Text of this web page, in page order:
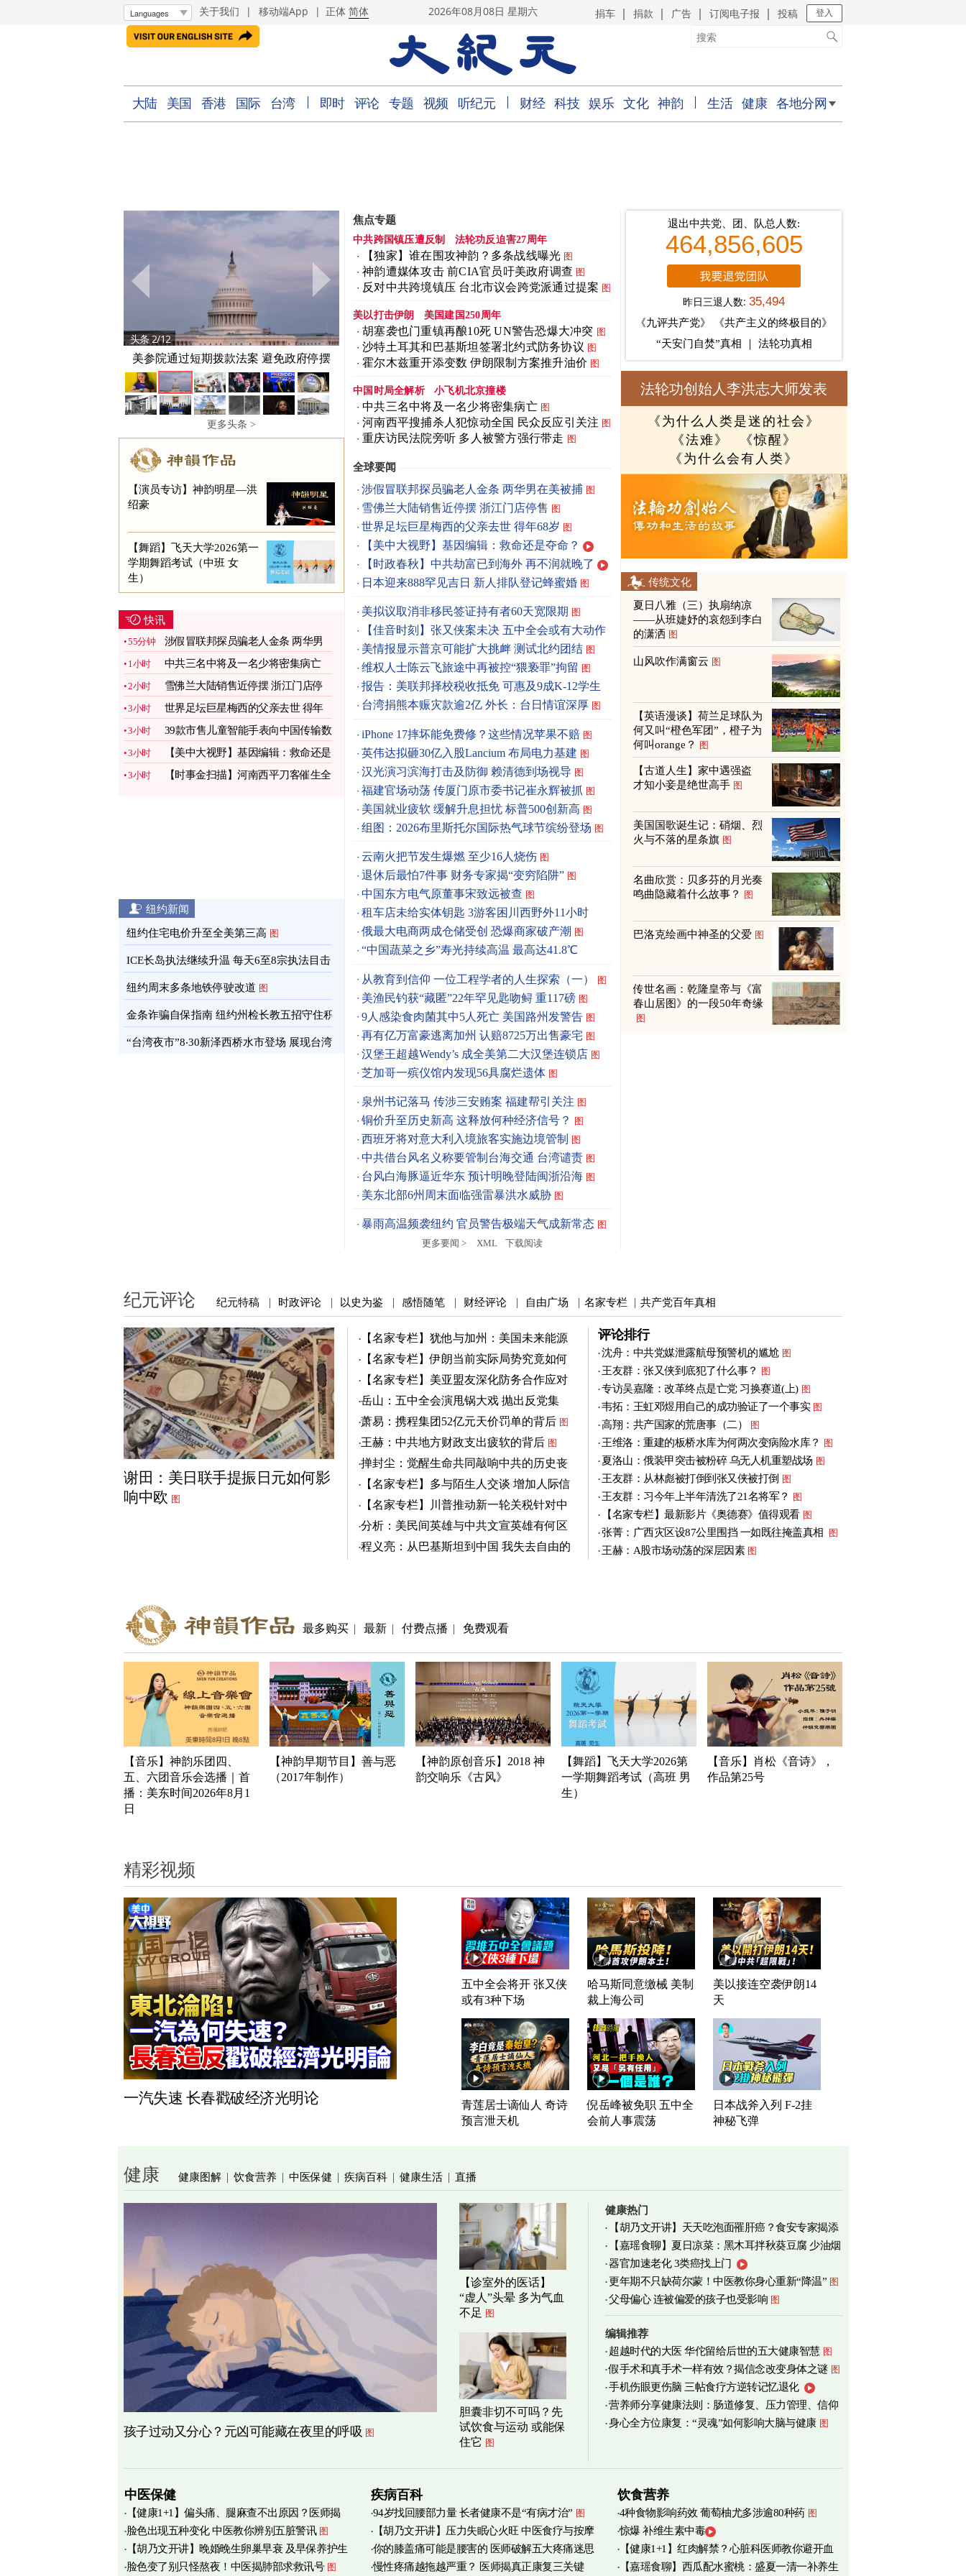
关于我们 | 移动端App | 正体 简体 2026年08月08日 星期六 捐车 捐款 广告 订阅电子报 投稿 登入
大陆 美国 香港 国际 台湾 即时 评论 专题 视频 听纪元 财经 科技 娱乐 文化 神韵 生活 健康 各地分网
头条 2/12
美参院通过短期拨款法案 避免政府停摆
更多头条 >
【演员专访】神韵明星—洪
绍豪
【舞蹈】飞天大学2026第一
学期舞蹈考试（中班 女
生）
快讯
55分钟
涉假冒联邦探员骗老人金条 两华男
在美被捕 图
1小时 中共三名中将及一名少将密集病亡
图
2小时
雪佛兰大陆销售近停摆 浙江门店停
售 图
3小时
世界足坛巨星梅西的父亲去世 得年
68岁 图
3小时
39款市售儿童智能手表向中国传输数
据 图
3小时
【美中大视野】基因编辑：救命还是
夺命？
3小时
【时事金扫描】河南西平刀客催生全
纽约新闻
纽约住宅电价升至全美第三高 图
ICE长岛执法继续升温 每天6至8宗执法目击
通报 图
纽约周末多条地铁停驶改道 图
金条诈骗自保指南 纽约州检长教五招守住积
蓄 图
“台湾夜市”8‧30新泽西桥水市登场 展现台湾
焦点专题
中共跨国镇压遭反制 法轮功反迫害27周年
【独家】谁在围攻神韵？多条战线曝光 图
神韵遭媒体攻击 前CIA官员吁美政府调查 图
反对中共跨境镇压 台北市议会跨党派通过提案 图
美以打击伊朗 美国建国250周年
胡塞袭也门重镇再酿10死 UN警告恐爆大冲突 图
沙特土耳其和巴基斯坦签署北约式防务协议 图
霍尔木兹重开添变数 伊朗限制方案推升油价 图
中国时局全解析 小飞机北京撞楼
中共三名中将及一名少将密集病亡 图
河南西平搜捕杀人犯惊动全国 民众反应引关注 图
重庆访民法院旁听 多人被警方强行带走 图
全球要闻
涉假冒联邦探员骗老人金条 两华男在美被捕 图
雪佛兰大陆销售近停摆 浙江门店停售 图
世界足坛巨星梅西的父亲去世 得年68岁 图
【美中大视野】基因编辑：救命还是夺命？
【时政春秋】中共劫富已到海外 再不润就晚了
日本迎来888罕见吉日 新人排队登记蜂蜜婚 图
美拟议取消非移民签证持有者60天宽限期 图
【佳音时刻】张又侠案未决 五中全会或有大动作
美情报显示普京可能扩大挑衅 测试北约团结 图
维权人士陈云飞旅途中再被控“猥亵罪”拘留 图
报告：美联邦择校税收抵免 可惠及9成K-12学生
图
台湾捐熊本赈灾款逾2亿 外长：台日情谊深厚 图
iPhone 17摔坏能免费修？这些情况苹果不赔 图
英伟达拟砸30亿入股Lancium 布局电力基建 图
汉光演习滨海打击及防御 赖清德到场视导 图
福建官场动荡 传厦门原市委书记崔永辉被抓 图
美国就业疲软 缓解升息担忧 标普500创新高 图
组图：2026布里斯托尔国际热气球节缤纷登场 图
云南火把节发生爆燃 至少16人烧伤 图
退休后最怕7件事 财务专家揭“变穷陷阱” 图
中国东方电气原董事宋致远被查 图
租车店未给实体钥匙 3游客困川西野外11小时
俄最大电商两成仓储受创 恐爆商家破产潮 图
“中国蔬菜之乡”寿光持续高温 最高达41.8℃
从教育到信仰 一位工程学者的人生探索（一） 图
美渔民钓获“藏匿”22年罕见匙吻鲟 重117磅 图
9人感染食肉菌其中5人死亡 美国路州发警告 图
再有亿万富豪逃离加州 认赔8725万出售豪宅 图
汉堡王超越Wendy’s 成全美第二大汉堡连锁店 图
芝加哥一殡仪馆内发现56具腐烂遗体 图
泉州书记落马 传涉三安贿案 福建帮引关注 图
铜价升至历史新高 这释放何种经济信号？ 图
西班牙将对意大利入境旅客实施边境管制 图
中共借台风名义称要管制台海交通 台湾谴责 图
台风白海豚逼近华东 预计明晚登陆闽浙沿海 图
美东北部6州周末面临强雷暴洪水威胁 图
暴雨高温频袭纽约 官员警告极端天气成新常态 图
更多要闻 >
XML 下载阅读
退出中共党、团、队总人数:
464,856,605
昨日三退人数:35,494
《九评共产党》
《共产主义的终极目的》
“天安门自焚”真相
法轮功真相
法轮功创始人李洪志大师发表
《为什么人类是迷的社会》
《法难》
《惊醒》
《为什么会有人类》
传统文化
夏日八雅（三）执扇纳凉
——从班婕妤的哀怨到李白
的潇洒 图
山风吹作满窗云 图
【英语漫谈】荷兰足球队为
何又叫“橙色军团”，橙子为
何叫orange？
图
【古道人生】家中遇强盗
才知小妾是绝世高手 图
美国国歌诞生记：硝烟、烈
火与不落的星条旗 图
名曲欣赏：贝多芬的月光奏
鸣曲隐藏着什么故事？
图
巴洛克绘画中神圣的父爱 图
传世名画：乾隆皇帝与《富
春山居图》的一段50年奇缘
图
纪元评论 纪元特稿 | 时政评论 | 以史为鉴 | 感悟随笔 | 财经评论 | 自由广场 | 名家专栏 | 共产党百年真相
谢田：美日联手提振日元如何影
响中欧 图
【名家专栏】犹他与加州：美国未来能源
之争 图
【名家专栏】伊朗当前实际局势究竟如何
图
【名家专栏】美亚盟友深化防务合作应对
中共
图
岳山：五中全会演甩锅大戏 抛出反党集
团？
萧易：携程集团52亿元天价罚单的背后 图
王赫：中共地方财政支出疲软的背后 图
掸封尘：觉醒生命共同敲响中共的历史丧
钟 图
【名家专栏】多与陌生人交谈 增加人际信
任 图
【名家专栏】川普推动新一轮关税针对中
共 图
分析：美民间英雄与中共文宣英雄有何区
别 图
程义亮：从巴基斯坦到中国 我失去自由的
评论排行
沈舟：中共党媒泄露航母预警机的尴尬 图
王友群：张又侠到底犯了什么事？ 图
专访吴嘉隆：改革终点是亡党 习换赛道(上) 图
韦拓：王虹邓煜用自己的成功验证了一个事实 图
高翔：共产国家的荒唐事（二） 图
王维洛：重建的板桥水库为何两次变病险水库？ 图
夏洛山：俄装甲突击被粉碎 乌无人机重塑战场 图
王友群：从林彪被打倒到张又侠被打倒 图
王友群：习今年上半年清洗了21名将军？ 图
【名家专栏】最新影片《奥德赛》值得观看 图
张菁：广西灾区设87公里围挡 一如既往掩盖真相 图
王赫：A股市场动荡的深层因素 图
最多购买 | 最新 | 付费点播 | 免费观看
【音乐】神韵乐团四、
五、六团音乐会选播｜首
播：美东时间2026年8月1
日
【神韵早期节目】善与恶
（2017年制作）
【神韵原创音乐】2018 神
韵交响乐《古风》
【舞蹈】飞天大学2026第
一学期舞蹈考试（高班 男
生）
【音乐】肖松《音诗》，
作品第25号
精彩视频
一汽失速 长春戳破经济光明论
五中全会将开 张又侠
或有3种下场
哈马斯同意缴械 美制
裁上海公司
美以接连空袭伊朗14
天
青莲居士谪仙人 奇诗
预言泄天机
倪岳峰被免职 五中全
会前人事震荡
日本战斧入列 F-2挂
神秘飞弹
健康 健康图解 | 饮食营养 | 中医保健 | 疾病百科 | 健康生活 | 直播
孩子过动又分心？元凶可能藏在夜里的呼吸 图
【诊室外的医话】
“虚人”头晕 多为气血
不足 图
胆囊非切不可吗？先
试饮食与运动 或能保
住它 图
健康热门
【胡乃文开讲】天天吃泡面罹肝癌？食安专家揭添
加物真相
【嘉瑶食聊】夏日凉菜：黑木耳拌秋葵豆腐 少油烟
清爽养心 图
器官加速老化 3类癌找上门
更年期不只缺荷尔蒙！中医教你身心重新“降温” 图
父母偏心 连被偏爱的孩子也受影响 图
编辑推荐
超越时代的大医 华佗留给后世的五大健康智慧 图
假手术和真手术一样有效？揭信念改变身体之谜 图
手机伤眼更伤脑 三帖食疗方逆转记忆退化
营养师分享健康法则：肠道修复、压力管理、信仰
实践 图
身心全方位康复：“灵魂”如何影响大脑与健康 图
中医保健
【健康1+1】偏头痛、腿麻查不出原因？医师揭
痛源竟在肌筋膜 图
脸色出现五种变化 中医教你辨别五脏警讯 图
【胡乃文开讲】晚婚晚生卵巢早衰 及早保养护生
育
脸色变了别只怪熬夜！中医揭肺部求救讯号 图
疾病百科
94岁找回腰部力量 长者健康不是“有病才治” 图
【胡乃文开讲】压力失眠心火旺 中医食疗与按摩
自救
你的膝盖痛可能是腰害的 医师破解五大疼痛迷思
图
慢性疼痛越拖越严重？ 医师揭真正康复三关键
饮食营养
4种食物影响药效 葡萄柚尤多涉逾80种药 图
惊爆 补维生素中毒
【健康1+1】红肉解禁？心脏科医师教你避开血
管伤害
【嘉瑶食聊】西瓜配水蜜桃：盛夏一清一补养生